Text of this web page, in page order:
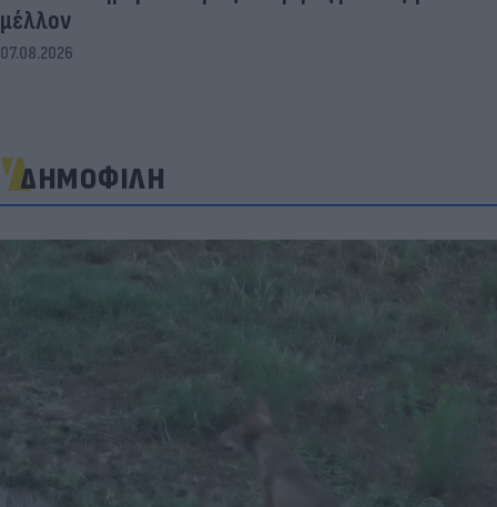
μέλλον
07.08.2026
ΔΗΜΟΦΙΛΗ